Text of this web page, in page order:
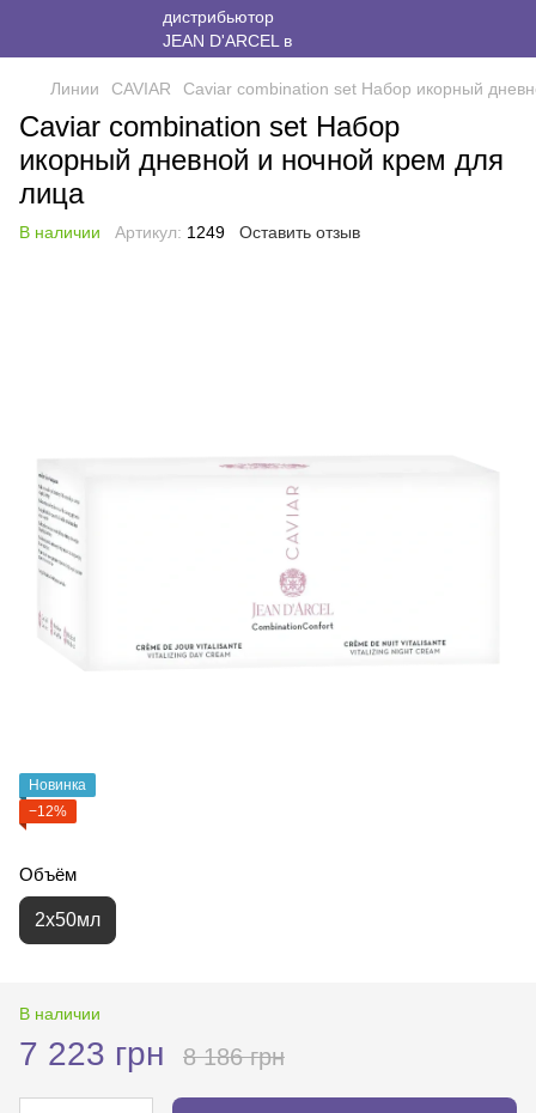
Линии CAVIAR Caviar combination set Набор икорный
Caviar combination set Набор
икорный дневной и ночной крем для
лица
В наличии Артикул: 1249 Оставить отзыв
Новинка
−12%
Объём
2х50мл
В наличии
7 223 грн 8 186 грн